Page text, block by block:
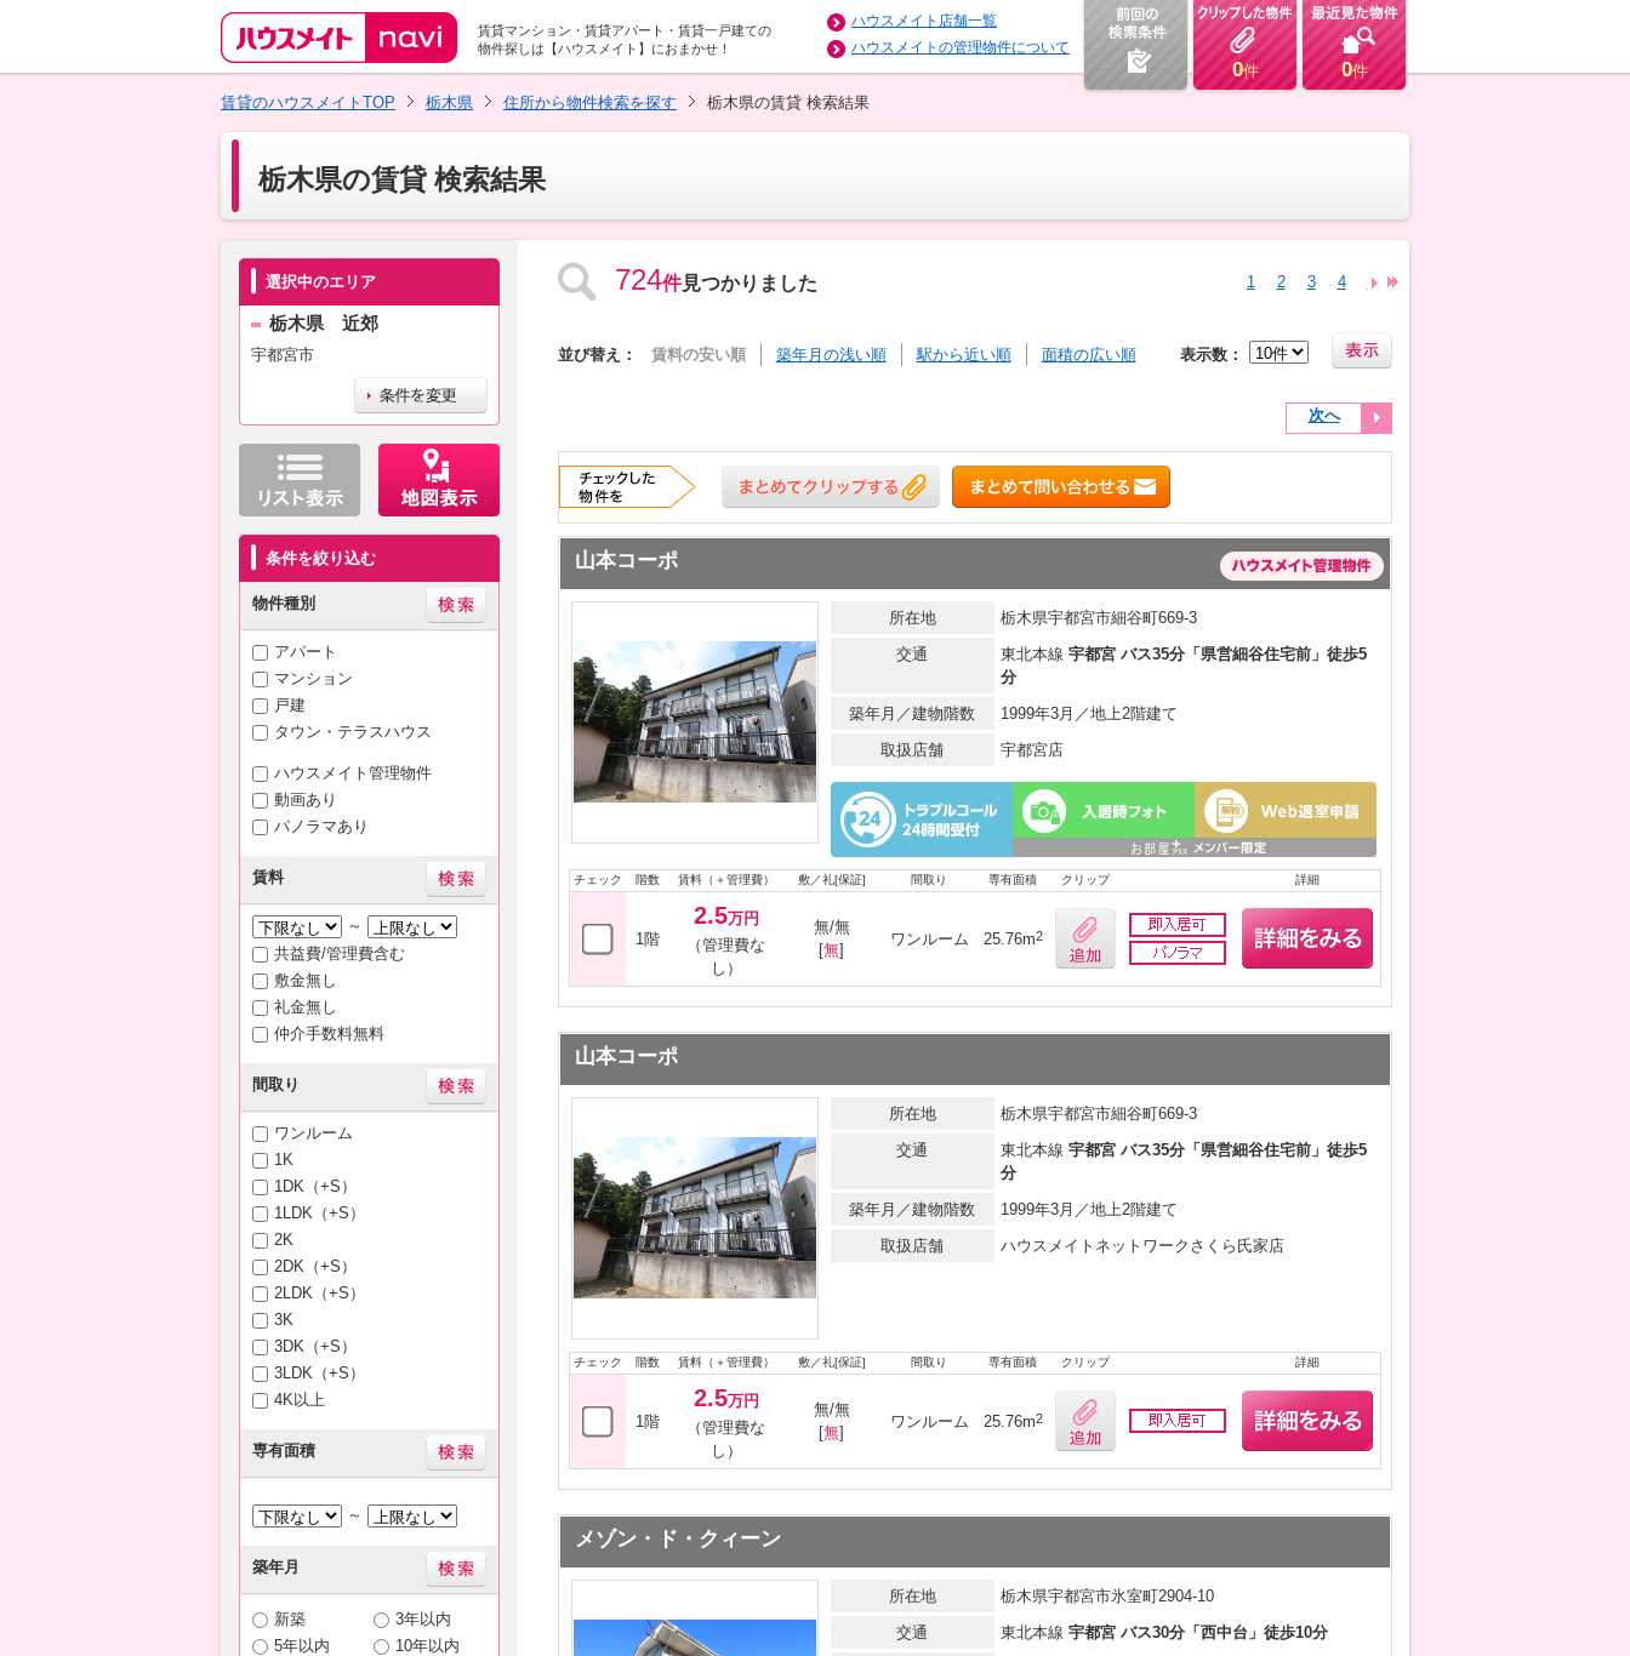
賃貸マンション・賃貸アパート・賃貸一戸建ての
物件探しは【ハウスメイト】におまかせ！
ハウスメイト店舗一覧
ハウスメイトの管理物件について
0件 0件
賃貸のハウスメイトTOP
栃木県 住所から物件検索を探す 栃木県の賃貸 検索結果
栃木県の賃貸 検索結果
選択中のエリア
栃木県 近郊
宇都宮市
条件を絞り込む
物件種別
アパート
マンション
戸建
タウン・テラスハウス
ハウスメイト管理物件
動画あり
パノラマあり
賃料
～
共益費/管理費含む
敷金無し
礼金無し
仲介手数料無料
間取り
ワンルーム
1K
1DK（+S）
1LDK（+S）
2K
2DK（+S）
2LDK（+S）
3K
3DK（+S）
3LDK（+S）
4K以上
専有面積
～
築年月
新築
3年以内
5年以内
10年以内
724件見つかりました 1 2 3 4 5 6
並び替え： 賃料の安い順 築年月の浅い順 駅から近い順 面積の広い順 表示数：
次へ
山本コーポ
所在地
栃木県宇都宮市細谷町669-3
交通
東北本線 宇都宮 バス35分「県営細谷住宅前」徒歩5
分
築年月／建物階数
1999年3月／地上2階建て
取扱店舗
宇都宮店
チェック 階数 賃料（＋管理費） 敷／礼[保証] 間取り 専有面積 クリップ 詳細
1階
2.5万円
（管理費な
し）
無/無
[無]
ワンルーム 25.76m2
山本コーポ
所在地
栃木県宇都宮市細谷町669-3
交通
東北本線 宇都宮 バス35分「県営細谷住宅前」徒歩5
分
築年月／建物階数
1999年3月／地上2階建て
取扱店舗
ハウスメイトネットワークさくら氏家店
チェック 階数 賃料（＋管理費） 敷／礼[保証] 間取り 専有面積 クリップ 詳細
1階
2.5万円
（管理費な
し）
無/無
[無]
ワンルーム 25.76m2
メゾン・ド・クィーン
所在地
栃木県宇都宮市氷室町2904-10
交通
東北本線 宇都宮 バス30分「西中台」徒歩10分